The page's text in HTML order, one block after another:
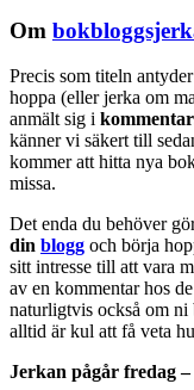
Om
Precis som titeln
hoppa (eller jerka om
anmält sig i
känner vi säkert till
kommer att hitta nya
missa.
Det enda du behöver
din blogg och börja
sitt intresse till att vara
av en kommentar hos de
naturligtvis också om ni
alltid är kul att få veta
Jerkan pågår fredag